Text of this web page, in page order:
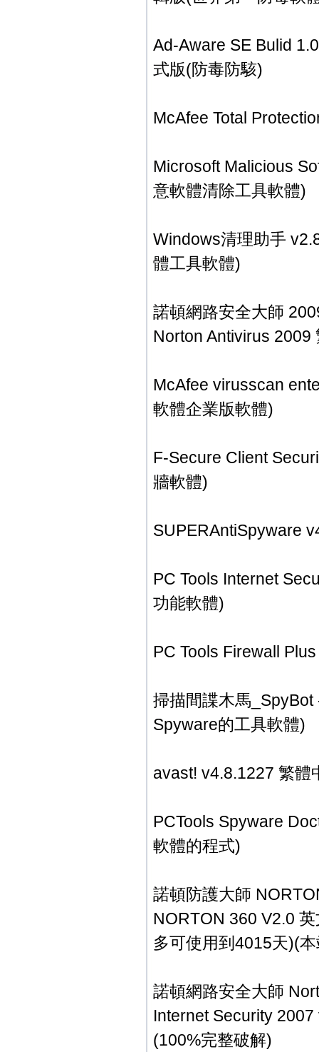
Ad-Aware SE Bulid
式版(防毒防駭)
McAfee Total
Microsoft Malicious
意軟體清除工具軟體)
Windows清理助手
體工具軟體)
諾頓網路安全大師
Norton Antivirus 2009
McAfee virusscan
軟體企業版軟體)
F-Secure Client
牆軟體)
SUPERAntiSpyware
PC Tools Internet
功能軟體)
PC Tools Firewall
掃描間諜木馬
Spyware的工具軟體)
avast! v4.8.1227 繁體
PCTools Spyware
軟體的程式)
諾頓防護大師
NORTON 360 V2.0
多可使用到4015天)(
諾頓網路安全大師
Internet Security
(100%完整破解)